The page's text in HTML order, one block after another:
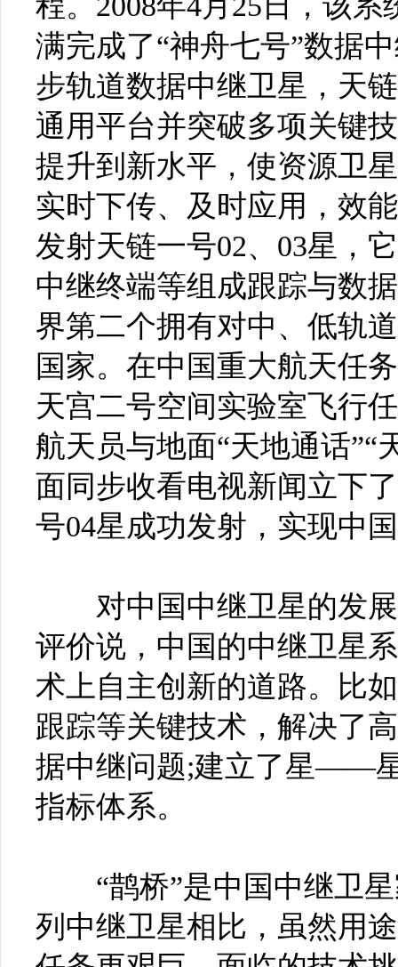
满完成了“神舟七号”数据
步轨道数据中继卫星，天
通用平台并突破多项关键
提升到新水平，使资源卫
实时下传、及时应用，效
发射天链一号02、03星，
中继终端等组成跟踪与数
界第二个拥有对中、低轨
国家。在中国重大航天任
天宫二号空间实验室飞行
航天员与地面“天地通话”“
面同步收看电视新闻立下
号04星成功发射，实现中
对中国中继卫星的发展
评价说，中国的中继卫星
术上自主创新的道路。比
跟踪等关键技术，解决了
据中继问题;建立了星――
指标体系。
“鹊桥”是中国中继卫星
列中继卫星相比，虽然用